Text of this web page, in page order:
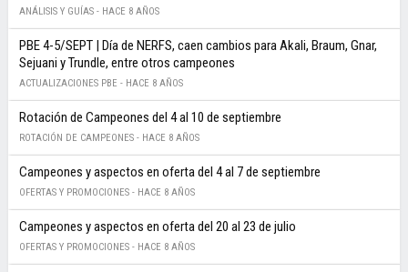
ANÁLISIS Y GUÍAS - HACE 8 AÑOS
PBE 4-5/SEPT | Día de NERFS, caen cambios para Akali, Braum, Gnar,
Sejuani y Trundle, entre otros campeones
ACTUALIZACIONES PBE - HACE 8 AÑOS
Rotación de Campeones del 4 al 10 de septiembre
ROTACIÓN DE CAMPEONES - HACE 8 AÑOS
Campeones y aspectos en oferta del 4 al 7 de septiembre
OFERTAS Y PROMOCIONES - HACE 8 AÑOS
Campeones y aspectos en oferta del 20 al 23 de julio
OFERTAS Y PROMOCIONES - HACE 8 AÑOS